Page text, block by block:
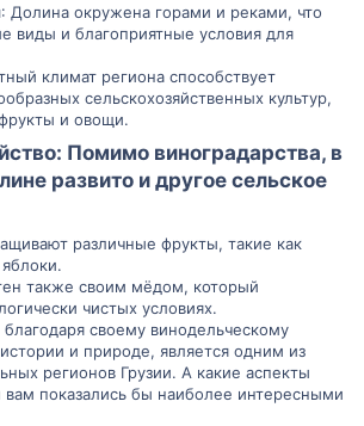
: Долина окружена горами и реками, что
виды и благоприятные условия для
климат региона способствует
сельскохозяйственных культур,
и овощи.
Помимо виноградарства, в
развито и другое сельское
различные фрукты, такие как
также своим мёдом, который
чистых условиях.
своему винодельческому
и природе, является одним из
регионов Грузии. А какие аспекты
показались бы наиболее интересными